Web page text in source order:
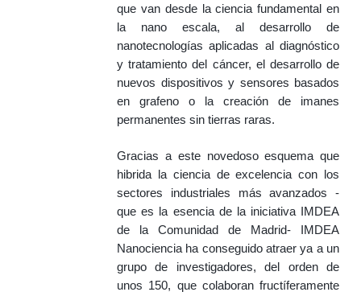
que van desde la ciencia fundamental en
la nano escala, al desarrollo de
nanotecnologías aplicadas al diagnóstico
y tratamiento del cáncer, el desarrollo de
nuevos dispositivos y sensores basados
en grafeno o la creación de imanes
permanentes sin tierras raras.
Gracias a este novedoso esquema que
hibrida la ciencia de excelencia con los
sectores industriales más avanzados -
que es la esencia de la iniciativa IMDEA
de la Comunidad de Madrid- IMDEA
Nanociencia ha conseguido atraer ya a un
grupo de investigadores, del orden de
unos 150, que colaboran fructíferamente